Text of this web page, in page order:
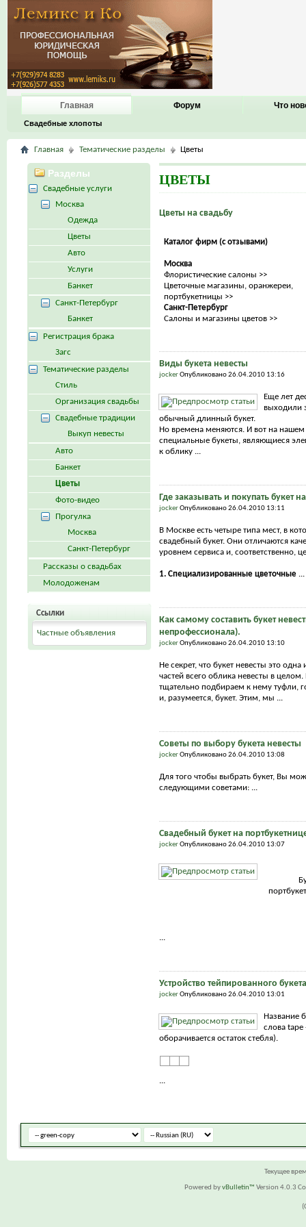
Главная
Свадебные хлопоты
Форум Что
Главная Тематические разделы Цветы
ЦВЕТЫ
Цветы на свадьбу
Каталог фирм (с отзывами)
Москва
Флористические салоны >>
Цветочные магазины, оранжереи,
портбукетницы >>
Санкт-Петербург
Салоны и магазины цветов >>
Виды букета невесты
jockerОпубликовано 26.04.2010 13:16
Еще лет
выходили
обычный длинный букет.
Но времена меняются. И вот на
специальные букеты, являющиеся
к облику ...
Где заказывать и покупать букет
jockerОпубликовано 26.04.2010 13:11
В Москве есть четыре типа мест, в
свадебный букет. Они отличаются
уровнем сервиса и, соответственно,
1. Специализированные цветочные...
Как самому составить букет
непрофессионала).
jockerОпубликовано 26.04.2010 13:10
Не секрет, что букет невесты это
частей всего облика невесты в
тщательно подбираем к нему туфли,
и, разумеется, букет. Этим, мы ...
Советы по выбору букета невесты
jockerОпубликовано 26.04.2010 13:08
Для того чтобы выбрать букет, Вы
следующими советами: ...
Свадебный букет на
jockerОпубликовано 26.04.2010 13:07
...
Устройство тейпированного букета
jockerОпубликовано 26.04.2010 13:01
Название
слова tape
оборачивается остаток стебля).
...
Разделы
Свадебные услуги
Москва
Одежда
Цветы
Авто
Услуги
Банкет
Санкт-Петербург
Банкет
Регистрация брака
Загс
Тематические разделы
Стиль
Организация свадьбы
Свадебные традиции
Выкуп невесты
Авто
Банкет
Цветы
Фото-видео
Прогулка
Москва
Санкт-Петербург
Рассказы о свадьбах
Молодоженам
Ссылки
Частные объявления
Текущее
Powered byvBulletin™ Version 4.0.3